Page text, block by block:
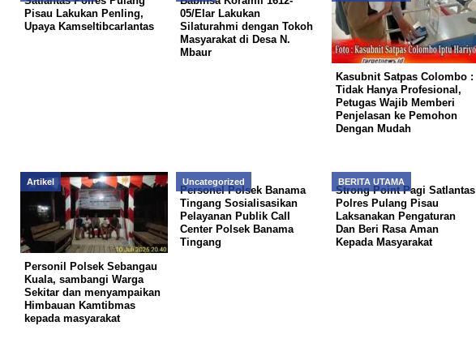
Pisau Lakukan Penling,
Upaya Kamseltibcarlantas
05/Elar Lakukan
Silaturahmi dengan Tokoh
Masyarakat di Desa N.
Mbaur
Kasubnit Satpas Colombo :
Tidak Hanya Profesional,
Petugas Wajib Memberi
Penjelasan ke Pemohon
Dengan Mudah
Artikel
Personil Polsek Sebangau
Kuala, sambangi Warga
Sekitar dan menyampaikan
Himbauan Kamtibmas
kepada masyarakat
Uncategorized
Personel Polsek Banama
Tingang Sosialisasikan
Pelayanan Publik Call
Center Polsek Banama
Tingang
BERITA UTAMA
Strong Point Pagi Satlantas
Polres Pulang Pisau
Laksanakan Pengaturan
Dan Beri Rasa Aman
Kepada Masyarakat